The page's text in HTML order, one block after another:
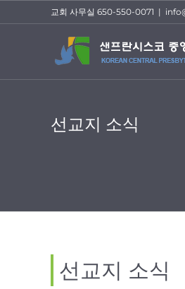
to
교회 사무실 650-550-0071 |
선교지 소식
선교지 소식